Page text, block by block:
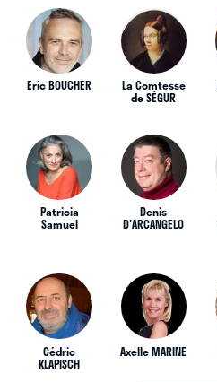
Eric BOUCHER La Comtesse
de SÉGUR
Patricia
Samuel
Denis
D'ARCANGELO
Cédric
KLAPISCH
Axelle MARINE